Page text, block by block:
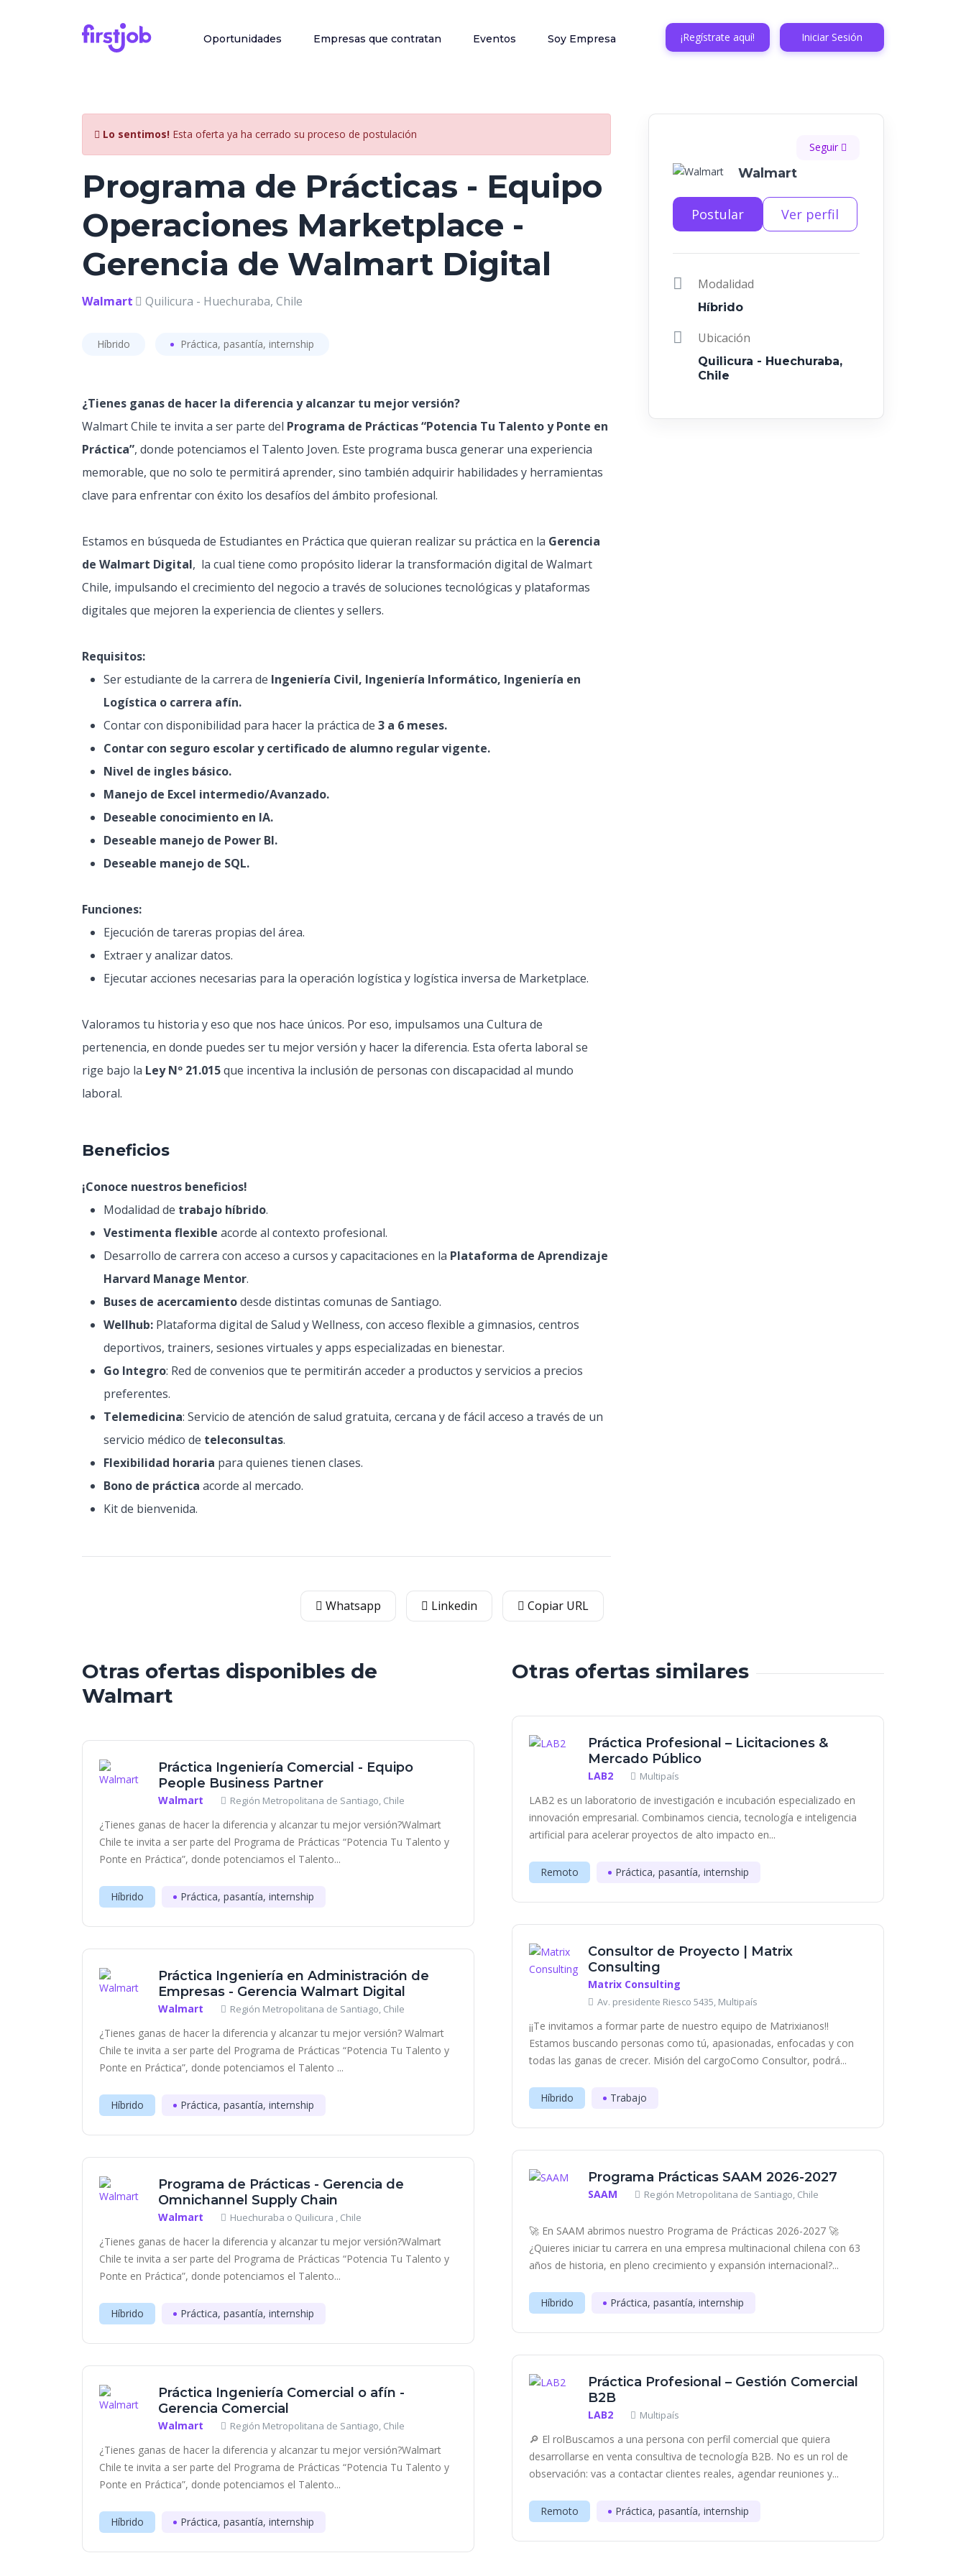
Oportunidades Empresas que contratan Eventos Soy Empresa ¡Regístrate aquí! Iniciar Sesión
Lo sentimos! Esta oferta ya ha cerrado su proceso de postulación
Programa de Prácticas - Equipo
Operaciones Marketplace -
Gerencia de Walmart Digital
Walmart Quilicura - Huechuraba, Chile
Híbrido Práctica, pasantía, internship
¿Tienes ganas de hacer la diferencia y alcanzar tu mejor versión?
Walmart Chile te invita a ser parte del Programa de Prácticas “Potencia Tu Talento y Ponte en
Práctica”, donde potenciamos el Talento Joven. Este programa busca generar una experiencia
memorable, que no solo te permitirá aprender, sino también adquirir habilidades y herramientas
clave para enfrentar con éxito los desafíos del ámbito profesional.
Estamos en búsqueda de Estudiantes en Práctica que quieran realizar su práctica en la Gerencia
de Walmart Digital, la cual tiene como propósito liderar la transformación digital de Walmart
Chile, impulsando el crecimiento del negocio a través de soluciones tecnológicas y plataformas
digitales que mejoren la experiencia de clientes y sellers.
Requisitos:
Ser estudiante de la carrera de Ingeniería Civil, Ingeniería Informático, Ingeniería en
Logística o carrera afín.
Contar con disponibilidad para hacer la práctica de 3 a 6 meses.
Contar con seguro escolar y certificado de alumno regular vigente.
Nivel de ingles básico.
Manejo de Excel intermedio/Avanzado.
Deseable conocimiento en IA.
Deseable manejo de Power BI.
Deseable manejo de SQL.
Funciones:
Ejecución de tareras propias del área.
Extraer y analizar datos.
Ejecutar acciones necesarias para la operación logística y logística inversa de Marketplace.
Valoramos tu historia y eso que nos hace únicos. Por eso, impulsamos una Cultura de
pertenencia, en donde puedes ser tu mejor versión y hacer la diferencia. Esta oferta laboral se
rige bajo la Ley Nº 21.015que incentiva la inclusión de personas con discapacidad al mundo
laboral.
Beneficios
¡Conoce nuestros beneficios!
Modalidad de trabajo híbrido.
Vestimenta flexible acorde al contexto profesional.
Desarrollo de carrera con acceso a cursos y capacitaciones en la Plataforma de Aprendizaje
Harvard Manage Mentor.
Buses de acercamientodesde distintas comunas de Santiago.
Wellhub: Plataforma digital de Salud y Wellness, con acceso flexible a gimnasios, centros
deportivos, trainers, sesiones virtuales y apps especializadas en bienestar.
Go Integro: Red de convenios que te permitirán acceder a productos y servicios a precios
preferentes.
Telemedicina: Servicio de atención de salud gratuita, cercana y de fácil acceso a través de un
servicio médico de teleconsultas.
Flexibilidad horaria para quienes tienen clases.
Bono de práctica acorde al mercado.
Kit de bienvenida.
Whatsapp Linkedin Copiar URL
Seguir
Walmart
Postular Ver perfil
Modalidad
Híbrido
Ubicación
Quilicura - Huechuraba,
Chile
Otras ofertas disponibles de
Walmart
Práctica Ingeniería Comercial - Equipo
People Business Partner
Walmart Región Metropolitana de Santiago, Chile
¿Tienes ganas de hacer la diferencia y alcanzar tu mejor versión?Walmart
Chile te invita a ser parte del Programa de Prácticas “Potencia Tu Talento y
Ponte en Práctica”, donde potenciamos el Talento...
Híbrido Práctica, pasantía, internship
Práctica Ingeniería en Administración de
Empresas - Gerencia Walmart Digital
Walmart Región Metropolitana de Santiago, Chile
¿Tienes ganas de hacer la diferencia y alcanzar tu mejor versión? Walmart
Chile te invita a ser parte del Programa de Prácticas “Potencia Tu Talento y
Ponte en Práctica”, donde potenciamos el Talento ...
Híbrido Práctica, pasantía, internship
Programa de Prácticas - Gerencia de
Omnichannel Supply Chain
Walmart Huechuraba o Quilicura , Chile
¿Tienes ganas de hacer la diferencia y alcanzar tu mejor versión?Walmart
Chile te invita a ser parte del Programa de Prácticas “Potencia Tu Talento y
Ponte en Práctica”, donde potenciamos el Talento...
Híbrido Práctica, pasantía, internship
Práctica Ingeniería Comercial o afín -
Gerencia Comercial
Walmart Región Metropolitana de Santiago, Chile
¿Tienes ganas de hacer la diferencia y alcanzar tu mejor versión?Walmart
Chile te invita a ser parte del Programa de Prácticas “Potencia Tu Talento y
Ponte en Práctica”, donde potenciamos el Talento...
Híbrido Práctica, pasantía, internship
Otras ofertas similares
Práctica Profesional – Licitaciones &
Mercado Público
LAB2 Multipaís
LAB2 es un laboratorio de investigación e incubación especializado en
innovación empresarial. Combinamos ciencia, tecnología e inteligencia
artificial para acelerar proyectos de alto impacto en...
Remoto Práctica, pasantía, internship
Consultor de Proyecto | Matrix
Consulting
Matrix Consulting
Av. presidente Riesco 5435, Multipaís
¡¡Te invitamos a formar parte de nuestro equipo de Matrixianos!!
Estamos buscando personas como tú, apasionadas, enfocadas y con
todas las ganas de crecer. Misión del cargoComo Consultor, podrá...
Híbrido Trabajo
Programa Prácticas SAAM 2026-2027
SAAM Región Metropolitana de Santiago, Chile
🚀 En SAAM abrimos nuestro Programa de Prácticas 2026-2027 🚀
¿Quieres iniciar tu carrera en una empresa multinacional chilena con 63
años de historia, en pleno crecimiento y expansión internacional?...
Híbrido Práctica, pasantía, internship
Práctica Profesional – Gestión Comercial
B2B
LAB2 Multipaís
🔎 El rolBuscamos a una persona con perfil comercial que quiera
desarrollarse en venta consultiva de tecnología B2B. No es un rol de
observación: vas a contactar clientes reales, agendar reuniones y...
Remoto Práctica, pasantía, internship